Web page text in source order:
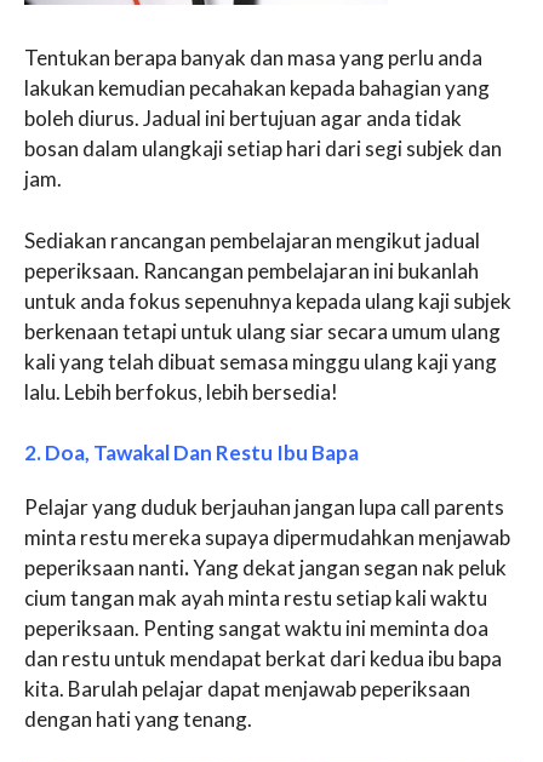
Tentukan berapa banyak dan masa yang perlu anda
lakukan kemudian pecahakan kepada bahagian yang
boleh diurus. Jadual ini bertujuan agar anda tidak
bosan dalam ulangkaji setiap hari dari segi subjek dan
jam.
Sediakan rancangan pembelajaran mengikut jadual
peperiksaan. Rancangan pembelajaran ini bukanlah
untuk anda fokus sepenuhnya kepada ulang kaji subjek
berkenaan tetapi untuk ulang siar secara umum ulang
kali yang telah dibuat semasa minggu ulang kaji yang
lalu. Lebih berfokus, lebih bersedia!
2. Doa, Tawakal Dan Restu Ibu Bapa
Pelajar yang duduk berjauhan jangan lupa call parents
minta restu mereka supaya dipermudahkan menjawab
peperiksaan nanti.Yang dekat jangan segan nak peluk
cium tangan mak ayah minta restu setiap kali waktu
peperiksaan. Penting sangat waktu ini meminta doa
dan restu untuk mendapat berkat dari kedua ibu bapa
kita. Barulah pelajar dapat menjawab peperiksaan
dengan hati yang tenang.